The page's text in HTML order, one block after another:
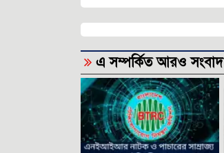
এ সম্পর্কিত আরও সংবাদ